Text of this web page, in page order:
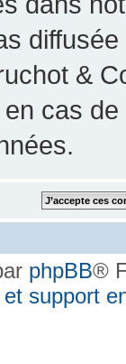
&
cas
phpBB®
support